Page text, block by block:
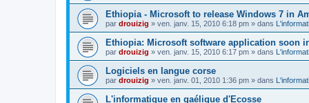
Ethiopia - Microsoft to release Windows 7 in
par drouizig » ven. janv. 15, 2010 6:18 pm » dans
Ethiopia: Microsoft software application soon
par drouizig » ven. janv. 15, 2010 6:17 pm » dans
Logiciels en langue corse
par drouizig » ven. janv. 01, 2010 1:36 pm » dans
L'informatique en gaélique d'Ecosse